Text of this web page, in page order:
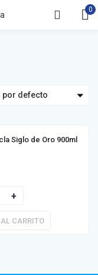
0
por defecto
Siglo de Oro 900ml
CARRITO